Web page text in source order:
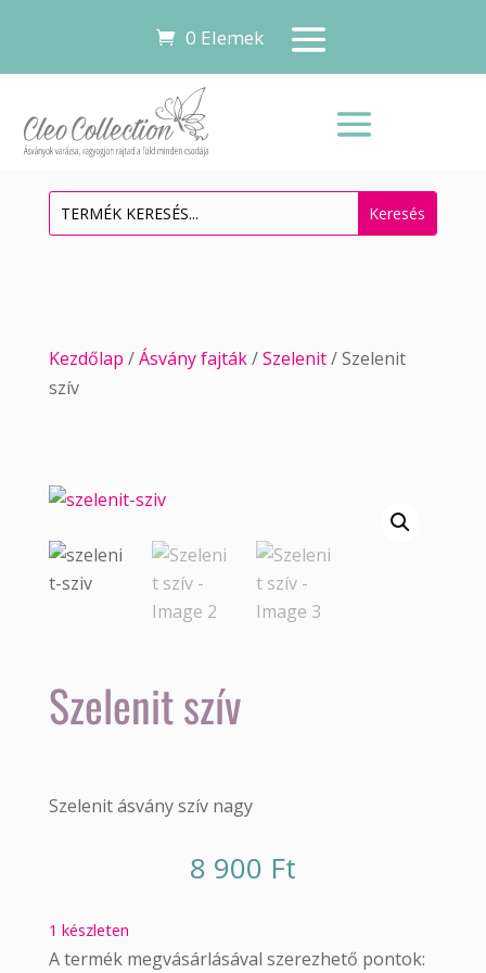
0 Elemek
Kezdőlap /Ásvány fajták/Szelenit/ Szelenit
szív
Szelenit szív
Szelenit ásvány szív nagy
8 900 Ft
1 készleten
A termék megvásárlásával szerezhető pontok: